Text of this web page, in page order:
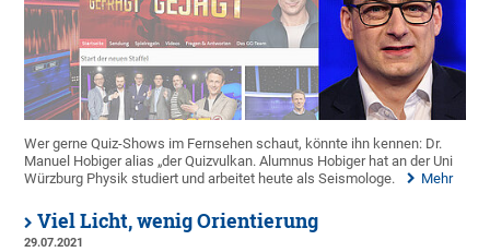
Wer gerne Quiz-Shows im Fernsehen schaut, könnte ihn kennen: Dr.
Manuel Hobiger alias „der Quizvulkan. Alumnus Hobiger hat an der Uni
Würzburg Physik studiert und arbeitet heute als Seismologe.
Mehr
Viel Licht, wenig Orientierung
29.07.2021